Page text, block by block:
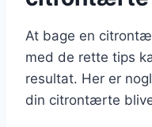
At bage en
med de rette tips
resultat. Her er
din citrontærte